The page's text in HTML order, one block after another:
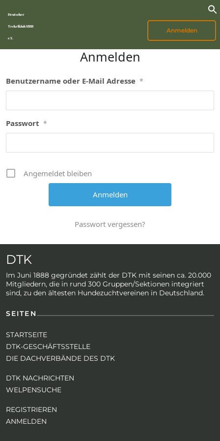
Deutscher
Teckelklub 1888
e.V.
Anmelden
Anmelden
Benutzername oder E-Mail Adresse *
Passwort *
Angemeldet bleiben
Passwort vergessen?
DTK
Im Juni 1888 gegründet zählt der DTK mit seinen ca. 20.000
Mitgliedern, die in rund 300 Gruppen/Sektionen integriert
sind, zu den ältesten Hundezuchtvereinen in Deutschland.
SEITEN
STARTSEITE
DTK-GESCHÄFTSSTELLE
DIE DACHVERBÄNDE DES DTK
DTK NACHRICHTEN
WELPENSUCHE
REGISTRIEREN
ANMELDEN